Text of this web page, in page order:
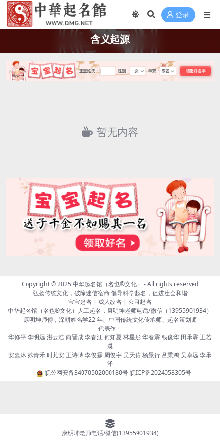
登录
含义起源
暂无内容
Copyright © 2025中华起名馆（名也®文化） - All rights reserved
弘扬传统文化，破除迷信宿命 倡导科学起名，促进社会和谐
宝宝起名 | 成人改名 | 公司起名
中华起名馆（名也®文化）人工起名，康明坤老师电话/微信（13955901934）
康明坤师傅，深耕姓名学22 年、中国传统文化传承师、起名策划师
代表作：
华修平 李明远 湛云浩 向晋成 李春江 何知夏 林星彤 华春霖 钱俊华 田承霖 王若
溪
安嘉沐 苏青禾 时芃安 王诗博 李俊霖 周俊宇 吴天佑 杨景行 吕秉鸿 吴卓远 李承
泽
皖公网安备34070502000180号皖ICP备2024058305号
康明坤老师电话/微信(13955901934)